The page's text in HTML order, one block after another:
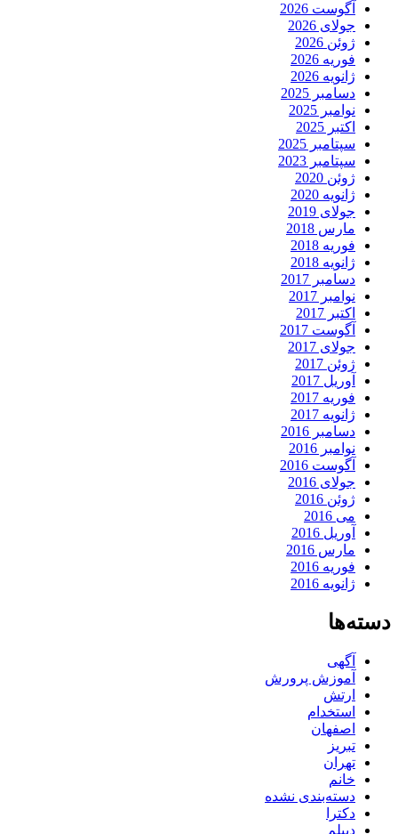
آگوست 2026
جولای 2026
ژوئن 2026
فوریه 2026
ژانویه 2026
دسامبر 2025
نوامبر 2025
اکتبر 2025
سپتامبر 2025
سپتامبر 2023
ژوئن 2020
ژانویه 2020
جولای 2019
مارس 2018
فوریه 2018
ژانویه 2018
دسامبر 2017
نوامبر 2017
اکتبر 2017
آگوست 2017
جولای 2017
ژوئن 2017
آوریل 2017
فوریه 2017
ژانویه 2017
دسامبر 2016
نوامبر 2016
آگوست 2016
جولای 2016
ژوئن 2016
می 2016
آوریل 2016
مارس 2016
فوریه 2016
ژانویه 2016
دسته‌ها
آگهی
آموزش پرورش
ارتش
استخدام
اصفهان
تبریز
تهران
خانم
دسته‌بندی نشده
دکترا
دیپلم